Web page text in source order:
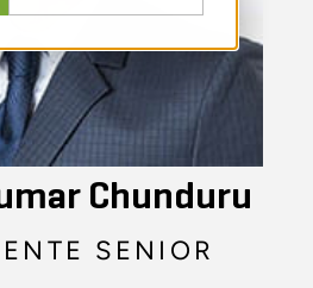
Chunduru
SENIOR